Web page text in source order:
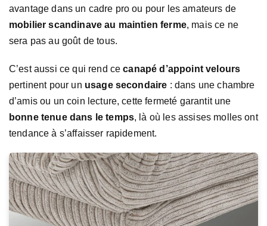
avantage dans un cadre pro ou pour les amateurs de
mobilier scandinave au maintien ferme, mais ce ne
sera pas au goût de tous.
C’est aussi ce qui rend cecanapé d’appoint velours
pertinent pour un usage secondaire : dans une chambre
d’amis ou un coin lecture, cette fermeté garantit une
bonne tenue dans le temps, là où les assises molles ont
tendance à s’affaisser rapidement.